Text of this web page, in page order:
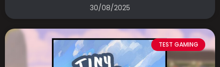
30/08/2025
TEST GAMING